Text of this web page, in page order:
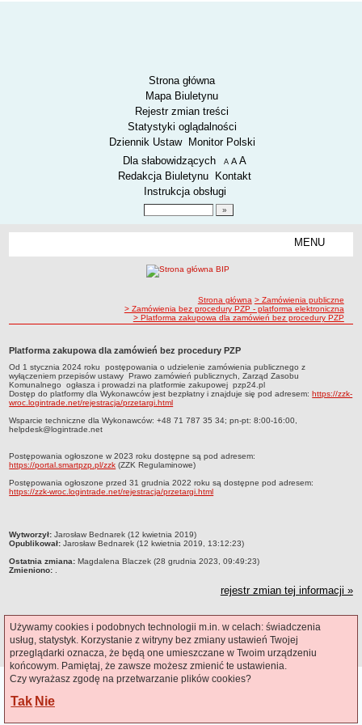
Strona główna
Mapa Biuletynu
Rejestr zmian treści
Statystyki oglądalności
Dziennik Ustaw
Monitor Polski
Menu dodatkowe
Dla słabowidzących A pomniejsz czcionkę
A standardowy rozmiar czcionki
A
Redakcja Biuletynu
Kontakt
Instrukcja obsługi
MENU
SPOSÓB PRZYJMOWANIA I ZAŁATWIANIA SPRAW
Czym się zajmujemy
Organizacja
Kierownictwo Zarządu Zasobu Komunalnego
Deklaracja dostępności
STREFA PRACOWNIKA
Co i jak załatwić w BOK-u?
BOK-i
Zamówienia bez procedury PZP - platforma elektroniczna
Zamówienia zgodne z procedurą PZP - platforma elektroniczna
Archiwalne - Zamówiena zgodne z procedurą PZP
Archiwalne - Zamówienia zgodne z procedurą PZP sprzed
01.03.2016
ścieżka nawigacji
Strona główna > Zamówienia publiczne
> Zamówienia bez procedury PZP - platforma elektroniczna
> Platforma zakupowa dla zamówień bez procedury PZP
Platforma zakupowa dla zamówień bez procedury PZP
Od 1 stycznia 2024 roku postępowania o udzielenie zamówienia publicznego z
wyłączeniem przepisów ustawy Prawo zamówień publicznych, Zarząd Zasobu
Komunalnego ogłasza i prowadzi na platformie zakupowej pzp24.pl
Dostęp do platformy dla Wykonawców jest bezpłatny i znajduje się pod adresem:https://zzk-
wroc.logintrade.net/rejestracja/przetargi.html
Wsparcie techniczne dla Wykonawców: +48 71 787 35 34; pn-pt: 8:00-16:00,
helpdesk@logintrade.net
Postępowania ogłoszone w 2023 roku dostępne są pod adresem:
https://portal.smartpzp.pl/zzk (ZZK Regulaminowe)
Postępowania ogłoszone przed 31 grudnia 2022 roku są dostępne pod adresem:
https://zzk-wroc.logintrade.net/rejestracja/przetargi.html
metryczka
Wytworzył: Jarosław Bednarek (12 kwietnia 2019)
Opublikował: Jarosław Bednarek (12 kwietnia 2019, 13:12:23)
Ostatnia zmiana: Magdalena Blaczek (28 grudnia 2023, 09:49:23)
Zmieniono: .
rejestr zmian tej informacji »
Ostatnia aktualizacja BIP:07.08.2026 12:46
CMS i hosting: Logonet Sp. z o.o.
Używamy cookies i podobnych technologii m.in. w celach: świadczenia
usług, statystyk. Korzystanie z witryny bez zmiany ustawień Twojej
przeglądarki oznacza, że będą one umieszczane w Twoim urządzeniu
końcowym. Pamiętaj, że zawsze możesz zmienić te ustawienia.
Czy wyrażasz zgodę na przetwarzanie plików cookies?
Tak Nie